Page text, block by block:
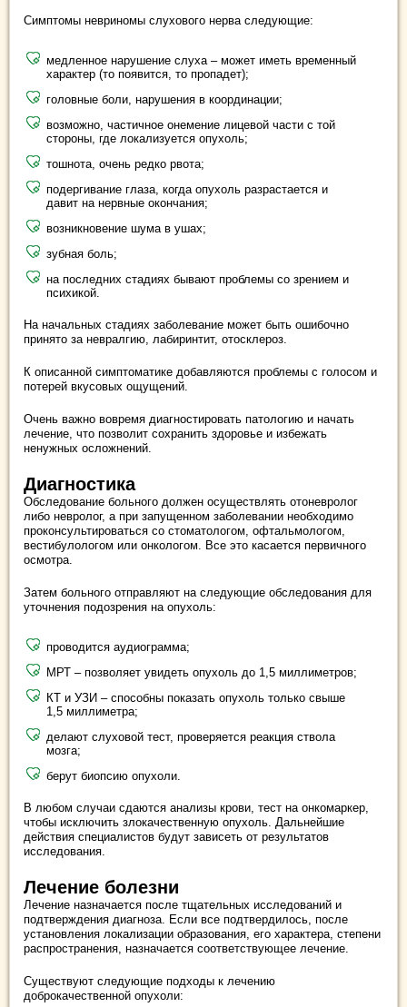
Симптомы невриномы слухового нерва следующие:
медленное нарушение слуха – может иметь временный
характер (то появится, то пропадет);
головные боли, нарушения в координации;
возможно, частичное онемение лицевой части с той
стороны, где локализуется опухоль;
тошнота, очень редко рвота;
подергивание глаза, когда опухоль разрастается и
давит на нервные окончания;
возникновение шума в ушах;
зубная боль;
на последних стадиях бывают проблемы со зрением и
психикой.
На начальных стадиях заболевание может быть ошибочно
принято за невралгию, лабиринтит, отосклероз.
К описанной симптоматике добавляются проблемы с голосом и
потерей вкусовых ощущений.
Очень важно вовремя диагностировать патологию и начать
лечение, что позволит сохранить здоровье и избежать
ненужных осложнений.
Диагностика
Обследование больного должен осуществлять отоневролог
либо невролог, а при запущенном заболевании необходимо
проконсультироваться со стоматологом, офтальмологом,
вестибулологом или онкологом. Все это касается первичного
осмотра.
Затем больного отправляют на следующие обследования для
уточнения подозрения на опухоль:
проводится аудиограмма;
МРТ – позволяет увидеть опухоль до 1,5 миллиметров;
КТ и УЗИ – способны показать опухоль только свыше
1,5 миллиметра;
делают слуховой тест, проверяется реакция ствола
мозга;
берут биопсию опухоли.
В любом случаи сдаются анализы крови, тест на онкомаркер,
чтобы исключить злокачественную опухоль. Дальнейшие
действия специалистов будут зависеть от результатов
исследования.
Лечение болезни
Лечение назначается после тщательных исследований и
подтверждения диагноза. Если все подтвердилось, после
установления локализации образования, его характера, степени
распространения, назначается соответствующее лечение.
Существуют следующие подходы к лечению
доброкачественной опухоли: